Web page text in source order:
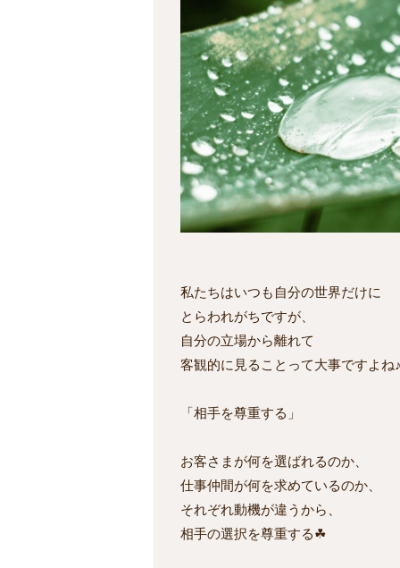
私たちはいつも自分の世界だけに
とらわれがちですが、
自分の立場から離れて
客観的に見ることって大事ですよね
「相手を尊重する」
お客さまが何を選ばれるのか、
仕事仲間が何を求めているのか、
それぞれ動機が違うから、
相手の選択を尊重する☘